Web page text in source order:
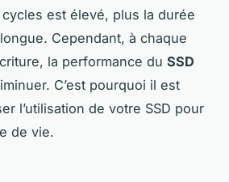
est élevé, plus la durée
Cependant, à chaque
la performance du SSD
C’est pourquoi il est
l’utilisation de votre SSD pour
de vie.